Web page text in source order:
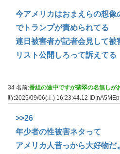
今アメリカはおまえらの想像
でトランプが責められてる
連日被害者が記者会見して被
リスト公開しろって訴えてる
34 名前:番組の途中ですが翡翠の名無しが
時:2025/09/06(土) 16:23:44.12
>>26
年少者の性被害ネタって
アメリカ人昔っから大好物だ